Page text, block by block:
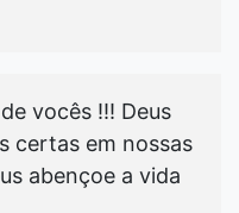
vocês !!! Deus
certas em nossas
abençoe a vida